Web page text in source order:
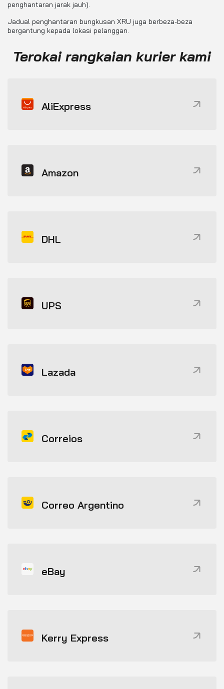
penghantaran jarak jauh).
Jadual penghantaran bungkusan XRU juga berbeza-beza
bergantung kepada lokasi pelanggan.
Terokai rangkaian kurier kami
AliExpress
Amazon
DHL
UPS
Lazada
Correios
Correo Argentino
eBay
Kerry Express